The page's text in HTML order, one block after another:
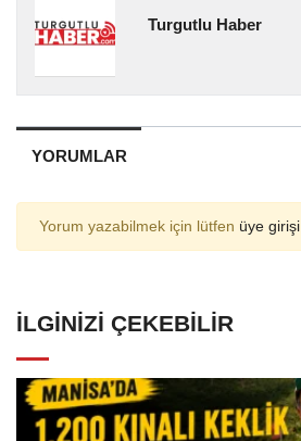
Turgutlu Haber
YORUMLAR
Yorum yazabilmek için lütfen üye girişi
İLGINIZI ÇEKEBILIR